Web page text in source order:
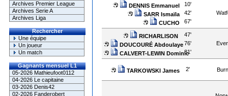
Archives Premier League
Archives Serie A
Archives Liga
Rechercher
Une équipe
Un joueur
Un match
Gagnants mensuel L1
05-2026 Mathieufoot0112
04-2026 Le capitaine
03-2026 Denis42
02-2026 Fanderobert
DENNIS Emmanuel
10'
SARR Ismaïla
42'
CUCHO
67'
RICHARLISON
47'
DOUCOURÉ Abdoulaye 76'
CALVERT-LEWIN Dominic81'
TARKOWSKI James 2'